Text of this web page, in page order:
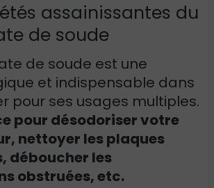
assainissantes du
de soude
de soude est une
et indispensable dans
pour ses usages multiples.
pour désodoriser votre
nettoyer les plaques
déboucher les
obstruées, etc.